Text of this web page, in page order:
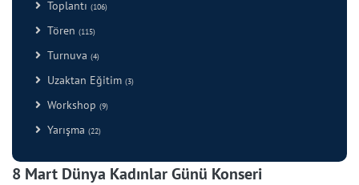
Toplantı (106)
Tören (115)
Turnuva (4)
Uzaktan Eğitim (3)
Workshop (9)
Yarışma (22)
8 Mart Dünya Kadınlar Günü Konseri